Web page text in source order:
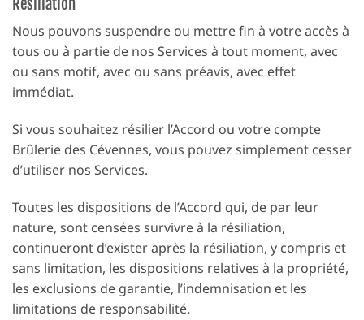
Nous pouvons suspendre ou mettre fin à votre accès à
tous ou à partie de nos Services à tout moment, avec
ou sans motif, avec ou sans préavis, avec effet
immédiat.
Si vous souhaitez résilier l’Accord ou votre compte
Brûlerie des Cévennes, vous pouvez simplement cesser
d’utiliser nos Services.
Toutes les dispositions de l’Accord qui, de par leur
nature, sont censées survivre à la résiliation,
continueront d’exister après la résiliation, y compris et
sans limitation, les dispositions relatives à la propriété,
les exclusions de garantie, l’indemnisation et les
limitations de responsabilité.